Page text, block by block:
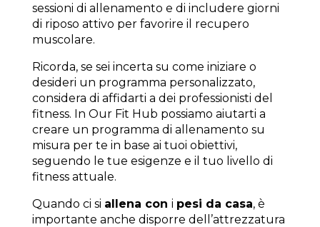
sessioni di allenamento e di includere giorni
di riposo attivo per favorire il recupero
muscolare.
Ricorda, se sei incerta su come iniziare o
desideri un programma personalizzato,
considera di affidarti a dei professionisti del
fitness. In Our Fit Hub possiamo aiutarti a
creare un programma di allenamento su
misura per te in base ai tuoi obiettivi,
seguendo le tue esigenze e il tuo livello di
fitness attuale.
Quando ci si allena con i pesi da casa, è
importante anche disporre dell’attrezzatura